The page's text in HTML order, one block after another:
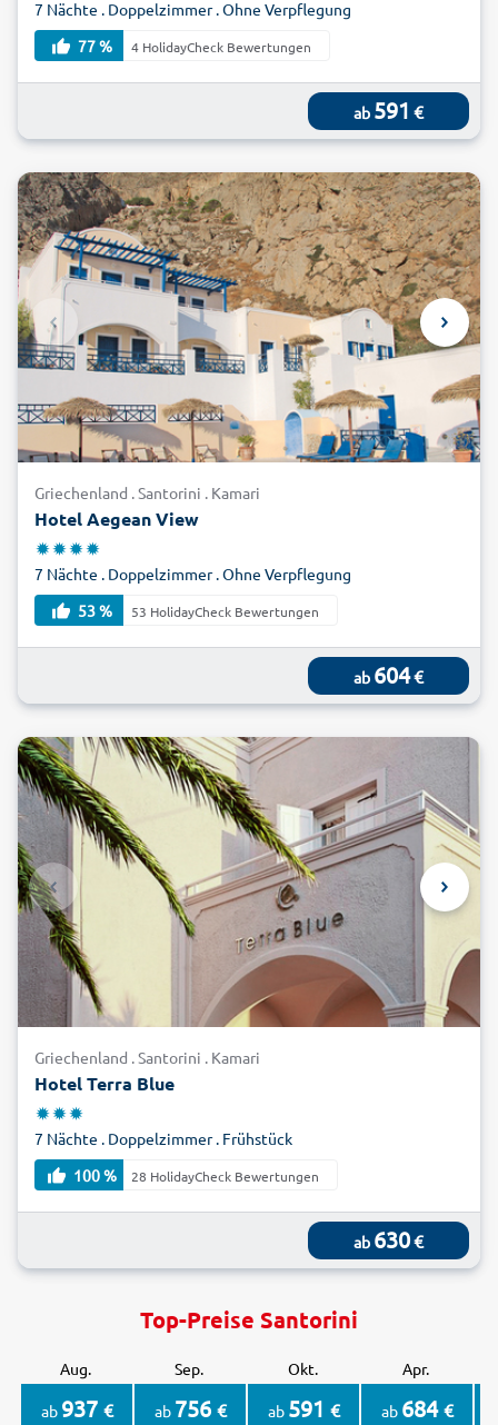
7 Nächte . Doppelzimmer . Ohne Verpflegung
77 %
4 HolidayCheck Bewertungen
ab 591 €
Griechenland . Santorini . Kamari
Hotel Aegean View
7 Nächte . Doppelzimmer . Ohne Verpflegung
53 %
53 HolidayCheck Bewertungen
ab 604€
Griechenland . Santorini . Kamari
Hotel Terra Blue
7 Nächte . Doppelzimmer . Frühstück
100 %
28 HolidayCheck Bewertungen
ab 630€
Top-Preise Santorini
Aug. Sep. Okt. Apr.
ab 937 € ab 756 € ab 591 € ab 684 €